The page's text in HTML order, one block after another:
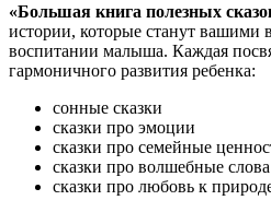
«Большая книга полезных
истории, которые станут
воспитании малыша. Каждая
гармоничного развития ребенка:
сонные сказки
сказки про эмоции
сказки про семейные
сказки про волшебные слова
сказки про любовь к